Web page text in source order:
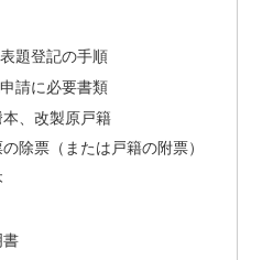
題登記の手順
請に必要書類
、改製原戸籍
除票（または戸籍の附票）
書